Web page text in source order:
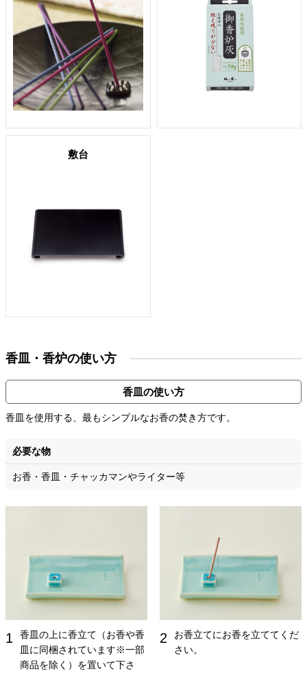
敷台
香皿・香炉の使い方
香皿の使い方
香皿を使用する、最もシンプルなお香の焚き方です。
必要な物
お香・香皿・チャッカマンやライター等
1
香皿の上に香立て（お香や香
皿に同梱されています※一部
商品を除く）を置いて下さ
2
お香立てにお香を立ててくだ
さい。